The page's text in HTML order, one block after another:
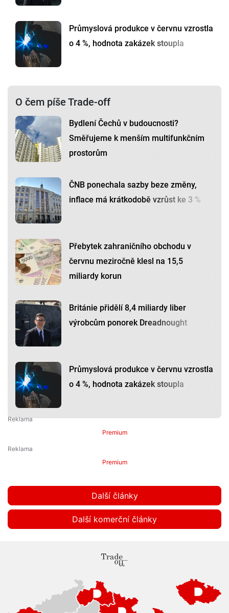
Průmyslová produkce v červnu vzrostla
o 4 %, hodnota zakázek stoupla
O čem píše Trade-off
Bydlení Čechů v budoucnosti?
Směřujeme k menším multifunkčním
prostorům
ČNB ponechala sazby beze změny,
inflace má krátkodobě vzrůst ke 3 %
Přebytek zahraničního obchodu v
červnu meziročně klesl na 15,5
miliardy korun
Británie přidělí 8,4 miliardy liber
výrobcům ponorek Dreadnought
Průmyslová produkce v červnu vzrostla
o 4 %, hodnota zakázek stoupla
Premium
Premium
Další články
Další komerční články